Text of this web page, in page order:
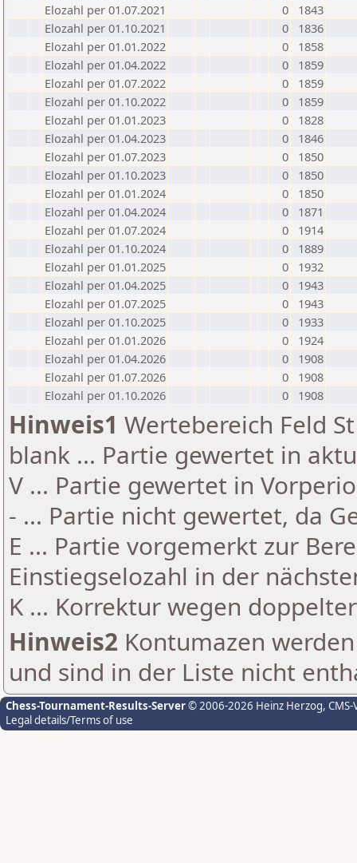
Elozahl per 01.07.2021
0
1843
Elozahl per 01.10.2021
0
1836
Elozahl per 01.01.2022
0
1858
Elozahl per 01.04.2022
0
1859
Elozahl per 01.07.2022
0
1859
Elozahl per 01.10.2022
0
1859
Elozahl per 01.01.2023
0
1828
Elozahl per 01.04.2023
0
1846
Elozahl per 01.07.2023
0
1850
Elozahl per 01.10.2023
0
1850
Elozahl per 01.01.2024
0
1850
Elozahl per 01.04.2024
0
1871
Elozahl per 01.07.2024
0
1914
Elozahl per 01.10.2024
0
1889
Elozahl per 01.01.2025
0
1932
Elozahl per 01.04.2025
0
1943
Elozahl per 01.07.2025
0
1943
Elozahl per 01.10.2025
0
1933
Elozahl per 01.01.2026
0
1924
Elozahl per 01.04.2026
0
1908
Elozahl per 01.07.2026
0
1908
Elozahl per 01.10.2026
0 1908
Hinweis1 Wertebereich Feld
blank ... Partie gewertet in
V ... Partie gewertet in
- ... Partie nicht gewertet, da
E ... Partie vorgemerkt zur
Einstiegselozahl in der
K ... Korrektur wegen
Hinweis2 Kontumazen
und sind in der Liste nicht
Chess-Tournament-Results-Server© 2006-2026 Heinz Herzog,
Legal details/Terms of use